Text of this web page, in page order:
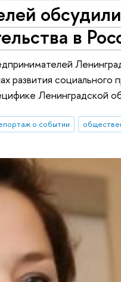
в
развития социального
Ленинградской
о событии